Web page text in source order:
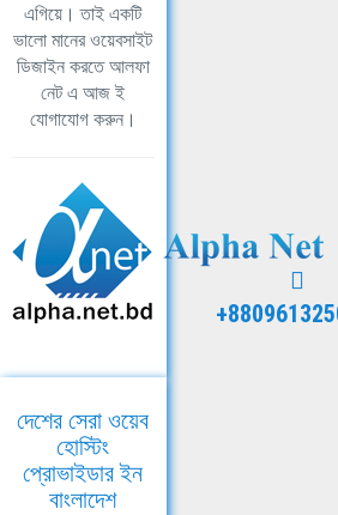
এগিয়ে। তাই একটি
ভালো মানের ওয়েবসাইট
ডিজাইন করতে আলফা
নেট এ আজ ই
যোগাযোগ করুন।
দেশের সেরা ওয়েব
হোস্টিং
প্রোভাইডার ইন
বাংলাদেশ